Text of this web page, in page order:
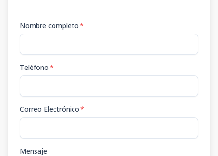
Nombre completo*
Teléfono*
Correo Electrónico*
Mensaje